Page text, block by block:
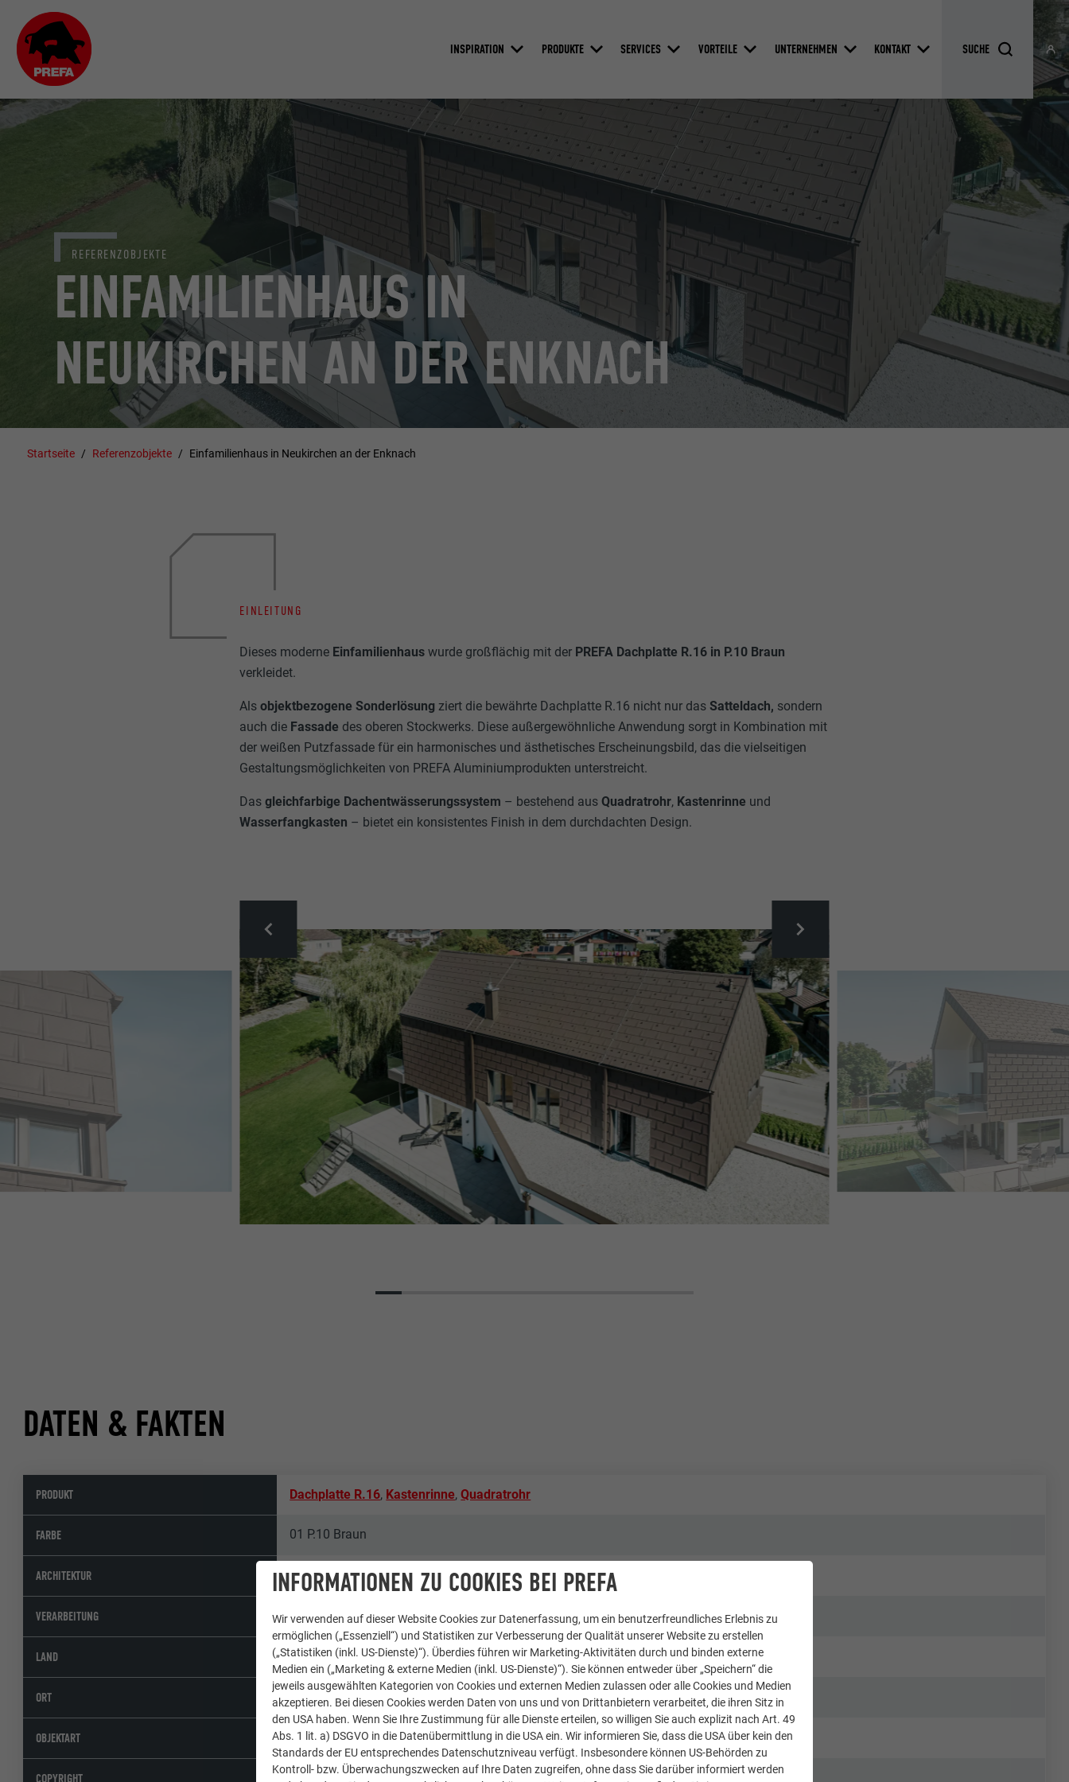
INSPIRATION PRODUKTE SERVICES VORTEILE UNTERNEHMEN KONTAKT
EINFAMILIENHAUS IN
NEUKIRCHEN AN DER ENKNACH
REFERENZOBJEKTE
Startseite Referenzobjekte Einfamilienhaus in Neukirchen an der Enknach
EINLEITUNG
Dieses moderne Einfamilienhauswurde großflächig mit der PREFA Dachplatte R.16 in P.10 Braun
verkleidet.
Alsobjektbezogene Sonderlösung ziert die bewährte Dachplatte R.16 nicht nur dasSatteldach, sondern
auch die Fassade des oberen Stockwerks. Diese außergewöhnliche Anwendung sorgt in Kombination mit
der weißen Putzfassade für ein harmonisches und ästhetisches Erscheinungsbild, das die vielseitigen
Gestaltungsmöglichkeiten von PREFA Aluminiumprodukten unterstreicht.
Dasgleichfarbige Dachentwässerungssystem – bestehend ausQuadratrohr, Kastenrinne und
Wasserfangkasten – bietet ein konsistentes Finish in dem durchdachten Design.
DATEN & FAKTEN
PRODUKT Dachplatte R.16, Kastenrinne,Quadratrohr
FARBE 01 P.10 Braun
ARCHITEKTUR
VERARBEITUNG FESSL Spengler- und Dachdecker GmbH
LAND Österreich
ORT Neukirchen an der Enknach
OBJEKTART Einfamilienhäuser
COPYRIGHT © PREFA | Croce & Wir
INFORMATIONEN ZU COOKIES BEI PREFA
Wir verwenden auf dieser Website Cookies zur Datenerfassung, um ein benutzerfreundliches Erlebnis zu
ermöglichen („Essenziell“) und Statistiken zur Verbesserung der Qualität unserer Website zu erstellen
(„Statistiken (inkl. US-Dienste)“). Überdies führen wir Marketing-Aktivitäten durch und binden externe
Medien ein („Marketing & externe Medien (inkl. US-Dienste)“). Sie können entweder über „Speichern“ die
jeweils ausgewählten Kategorien von Cookies und externen Medien zulassen oder alle Cookies und Medien
akzeptieren. Bei diesen Cookies werden Daten von uns und von Drittanbietern verarbeitet, die ihren Sitz in
den USA haben. Wenn Sie Ihre Zustimmung für alle Dienste erteilen, so willigen Sie auch explizit nach Art. 49
Abs. 1 lit. a) DSGVO in die Datenübermittlung in die USA ein. Wir informieren Sie, dass die USA über kein den
Standards der EU entsprechendes Datenschutzniveau verfügt. Insbesondere können US-Behörden zu
Kontroll- bzw. Überwachungszwecken auf Ihre Daten zugreifen, ohne dass Sie darüber informiert werden